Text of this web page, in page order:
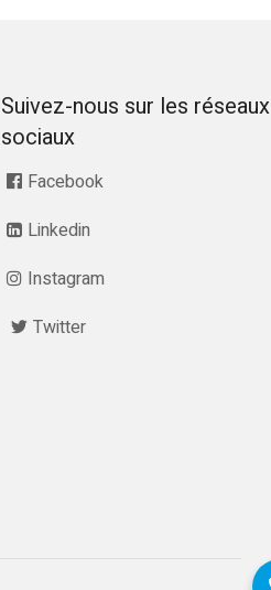
Suivez-nous sur les réseaux
sociaux
Facebook
Linkedin
Instagram
Twitter